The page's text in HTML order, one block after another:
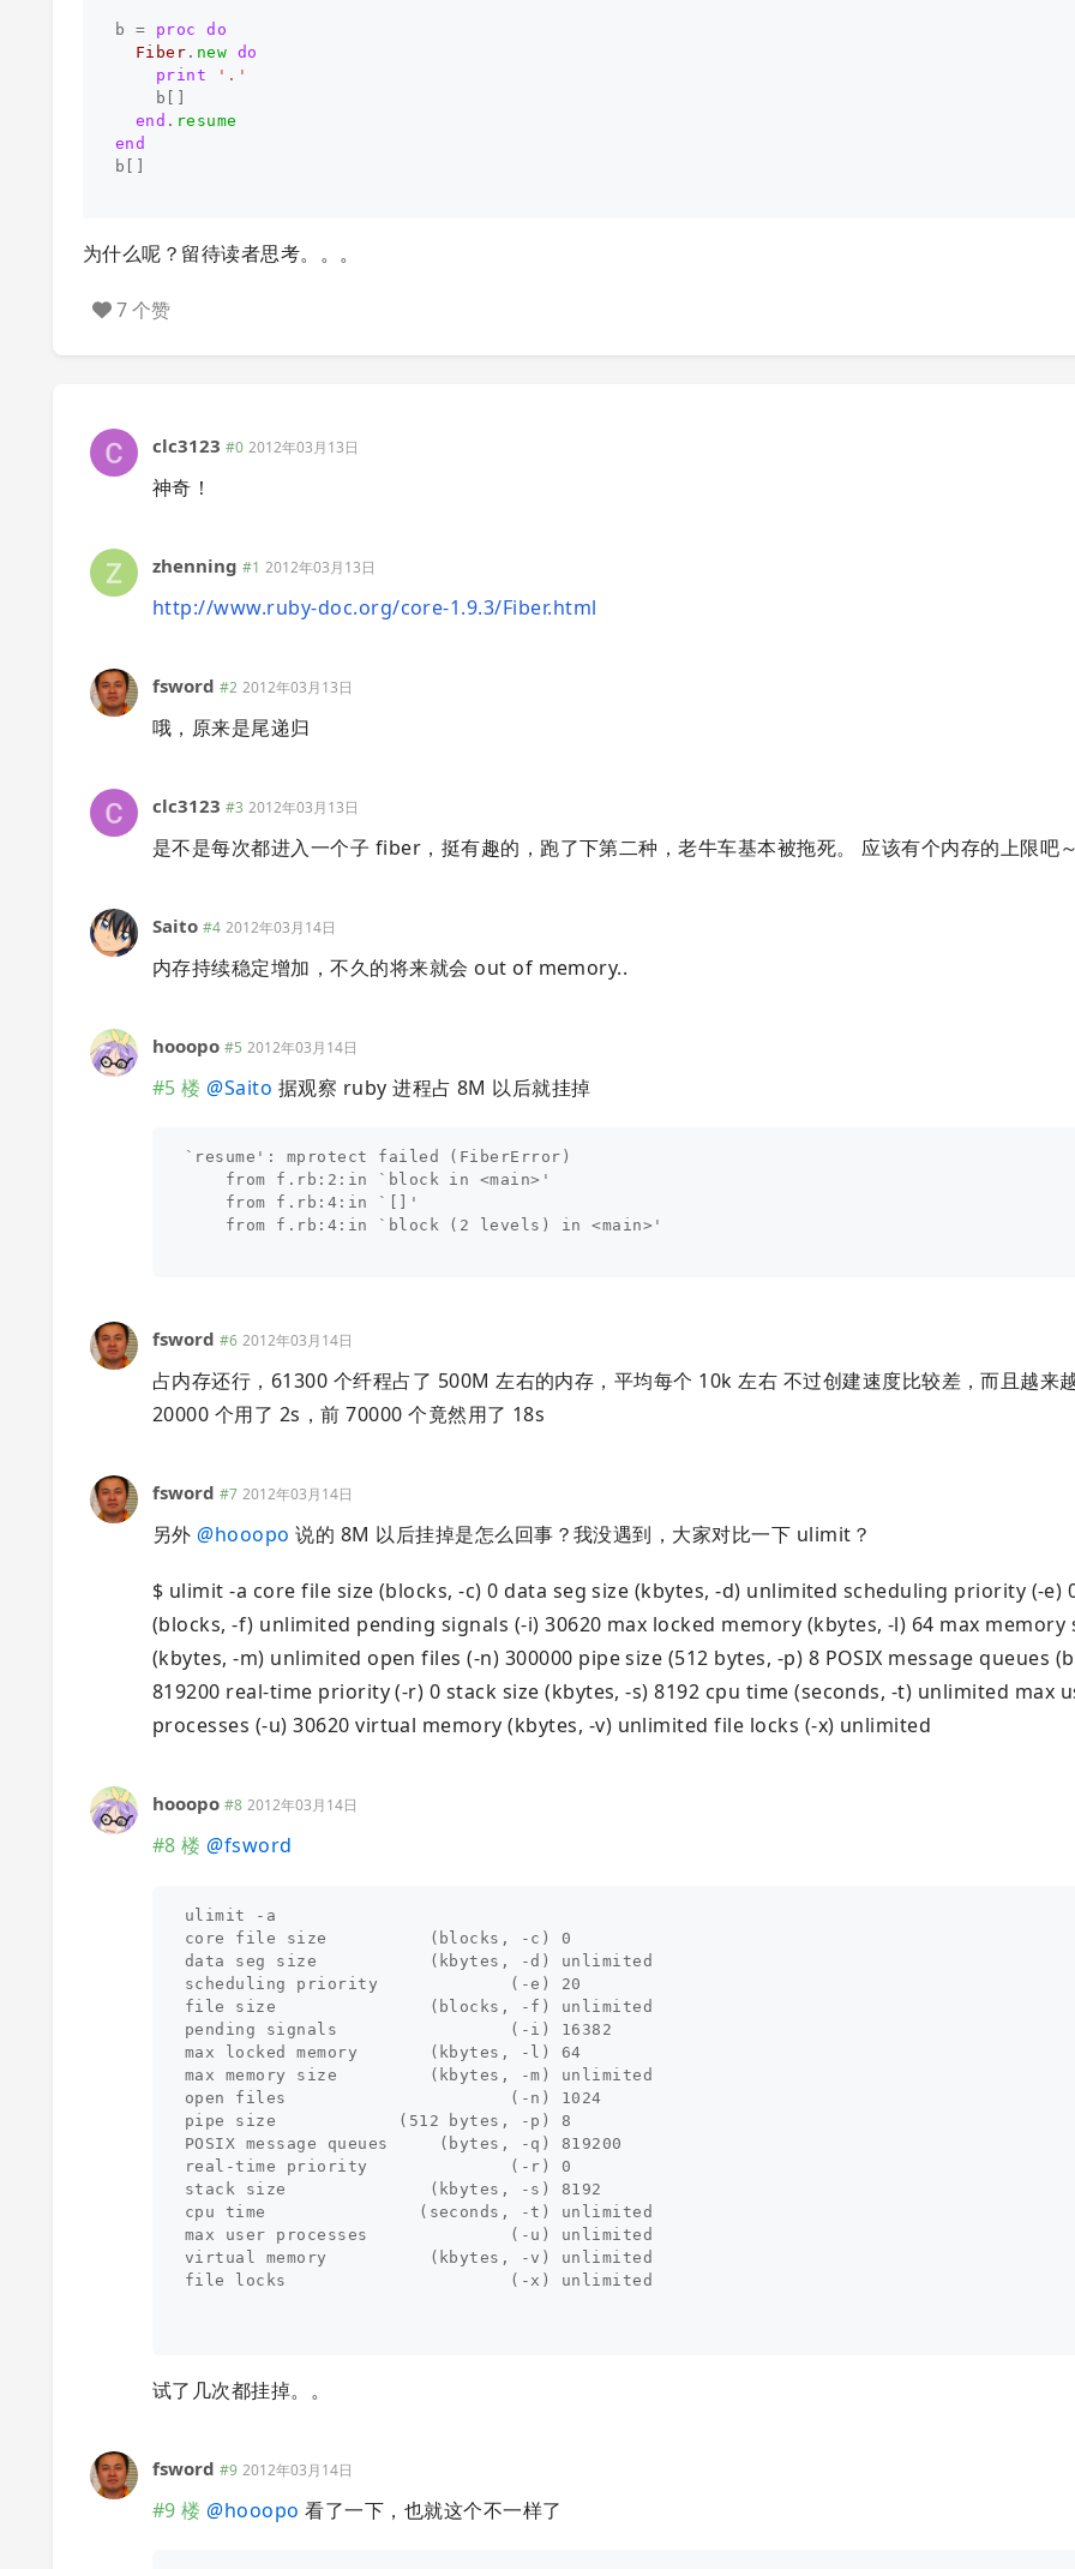
b = proc
do
Fiber . new do
print
'.'
b []
end . resume
end
b []
为什么呢？留待读者思考。。。
7 个赞
clc3123 #0 2012年03月13日
神奇！
zhenning #1 2012年03月13日
http://www.ruby-doc.org/core-1.9.3/Fiber.html
fsword #2 2012年03月13日
哦，原来是尾递归
clc3123 #3 2012年03月13日
是不是每次都进入一个子 fiber，挺有趣的，跑了下第二种，老牛车基本被拖死。 应该有个内存的上限吧
Saito #4 2012年03月14日
内存持续稳定增加，不久的将来就会 out of memory..
hooopo #5 2012年03月14日
#5 楼 @Saito 据观察 ruby 进程占 8M 以后就挂掉
`resume': mprotect failed (FiberError)
    from f.rb:2:in `block in <main>'
    from f.rb:4:in `[]'
    from f.rb:4:in `block (2 levels) in <main>'
fsword #6 2012年03月14日
占内存还行，61300 个纤程占了 500M 左右的内存，平均每个 10k 左右 不过创建速度比较差，而且越来
20000 个用了 2s，前 70000 个竟然用了 18s
fsword #7 2012年03月14日
另外@hooopo 说的 8M 以后挂掉是怎么回事？我没遇到，大家对比一下 ulimit？
$ ulimit -a core file size (blocks, -c) 0 data seg size (kbytes, -d) unlimited scheduling priority (-e)
(blocks, -f) unlimited pending signals (-i) 30620 max locked memory (kbytes, -l) 64 max memory
(kbytes, -m) unlimited open files (-n) 300000 pipe size (512 bytes, -p) 8 POSIX message queues
819200 real-time priority (-r) 0 stack size (kbytes, -s) 8192 cpu time (seconds, -t) unlimited max
processes (-u) 30620 virtual memory (kbytes, -v) unlimited file locks (-x) unlimited
hooopo #8 2012年03月14日
#8 楼 @fsword
ulimit -a
core file size          (blocks, -c) 0
data seg size           (kbytes, -d) unlimited
scheduling priority             (-e) 20
file size               (blocks, -f) unlimited
pending signals                 (-i) 16382
max locked memory       (kbytes, -l) 64
max memory size         (kbytes, -m) unlimited
open files                      (-n) 1024
pipe size            (512 bytes, -p) 8
POSIX message queues     (bytes, -q) 819200
real-time priority              (-r) 0
stack size              (kbytes, -s) 8192
cpu time               (seconds, -t) unlimited
max user processes              (-u) unlimited
virtual memory          (kbytes, -v) unlimited
file locks                      (-x) unlimited
试了几次都挂掉。。
fsword #9 2012年03月14日
#9 楼 @hooopo 看了一下，也就这个不一样了